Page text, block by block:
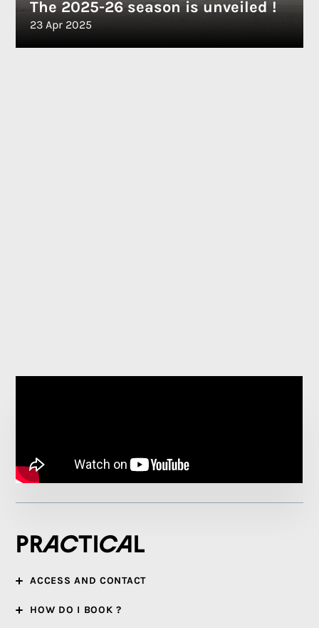
The 2025-26 season is unveiled !
23 Apr 2025
Practical
ACCESS AND CONTACT
HOW DO I BOOK ?